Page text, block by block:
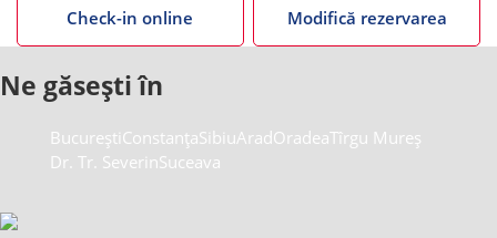
Check-in online Modifică rezervarea
Ne găsești în
București ConstanțaSibiuAradOradeaTîrgu Mureș
Dr. Tr. SeverinSuceava